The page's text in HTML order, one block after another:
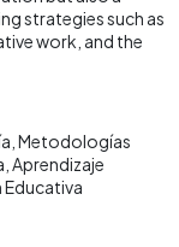
strategies such as
work, and the
Metodologías
Aprendizaje
Educativa